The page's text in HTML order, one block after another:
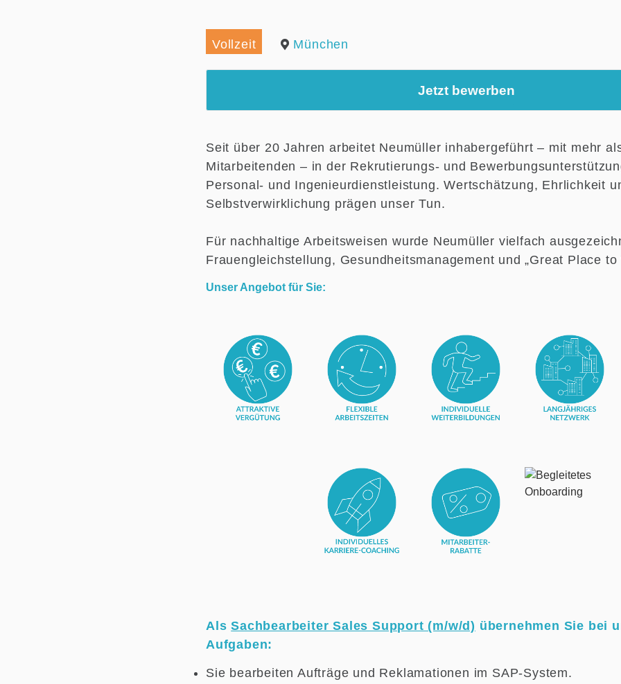
Vollzeit München
Jetzt bewerben
Seit über 20 Jahren arbeitet Neumüller inhabergeführt – mit mehr
Mitarbeitenden – in der Rekrutierungs- und
Personal- und Ingenieurdienstleistung. Wertschätzung, Ehrlichkeit
Selbstverwirklichung prägen unser Tun.
Für nachhaltige Arbeitsweisen wurde Neumüller vielfach
Frauengleichstellung, Gesundheitsmanagement und „Great Place to
Unser Angebot für Sie:
AlsSachbearbeiter Sales Support (m/w/d) übernehmen Sie bei
Aufgaben:
Sie bearbeiten Aufträge und Reklamationen im SAP-System.